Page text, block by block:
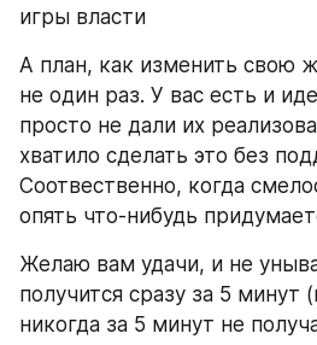
игры власти
А план, как изменить свою
не один раз. У вас есть и
просто не дали их
хватило сделать это без
Соотвественно, когда
опять что-нибудь
Желаю вам удачи, и не
получится сразу за 5 минут
никогда за 5 минут не